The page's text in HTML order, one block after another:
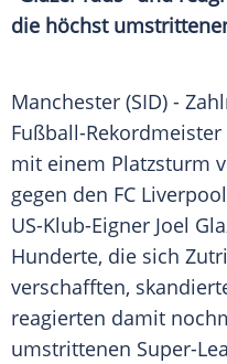
die höchst
Manchester (SID) -
Fußball-Rekordmeister
mit einem Platzsturm
gegen den FC Liverpool
US-Klub-Eigner Joel
Hunderte, die sich
verschafften,
reagierten damit
umstrittenen Super-